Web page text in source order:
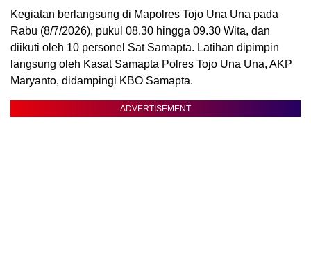
Kegiatan berlangsung di Mapolres Tojo Una Una pada
Rabu (8/7/2026), pukul 08.30 hingga 09.30 Wita, dan
diikuti oleh 10 personel Sat Samapta. Latihan dipimpin
langsung oleh Kasat Samapta Polres Tojo Una Una, AKP
Maryanto, didampingi KBO Samapta.
ADVERTISEMENT